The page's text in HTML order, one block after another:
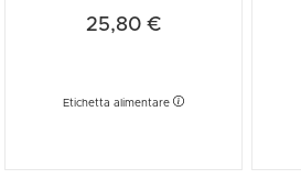
25,80 €
Etichetta alimentare